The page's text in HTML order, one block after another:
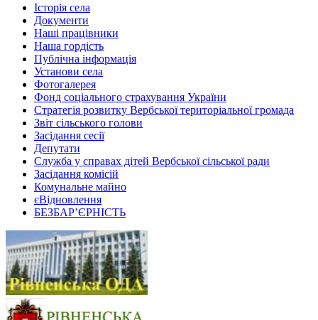
Історія села
Документи
Наші працівники
Наша гордість
Публічна інформація
Установи села
Фотогалерея
Фонд соціального страхування України
Стратегія розвитку Вербської територіальної громада
Звіт сільського голови
Засідання сесії
Депутати
Служба у справах дітей Вербської сільської ради
Засідання комісій
Комунальне майно
єВідновлення
БЕЗБАР’ЄРНІСТЬ